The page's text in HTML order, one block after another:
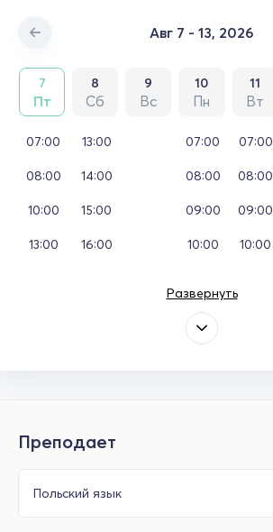
Авг 7 - 13, 2026
7
Пт
8
Сб
9
Вс
10
Пн
11
Вт
07:00
08:00
10:00
13:00
13:00
14:00
15:00
16:00
07:00
08:00
09:00
10:00
07:00
08:00
09:00
10:00
Развернуть
Преподает